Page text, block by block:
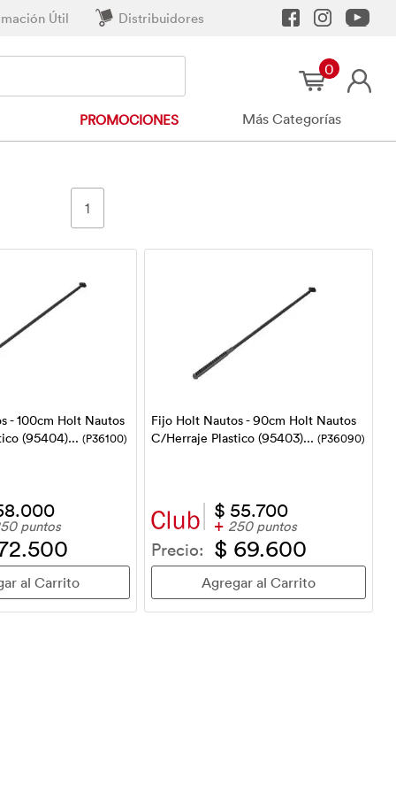
Distribuidores
Útil
0
PROMOCIONES Más Categorías
1
- 100cm Holt Nautos
(95404)... (P36100)
puntos
Fijo Holt Nautos - 90cm Holt Nautos
C/Herraje Plastico (95403)... (P36090)
$ 55.700
+ 250 puntos
Precio: $ 69.600